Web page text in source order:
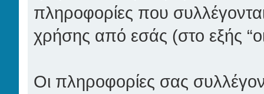
πληροφορίες που
χρήσης από εσάς (στο εξής
Οι πληροφορίες σας